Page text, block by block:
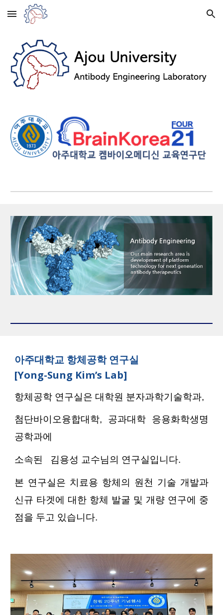
Skip to main content Skip to navigation
아주대학교 항체공학 연구실
[Yong-Sung Kim’s Lab]
항체공학 연구실은 대학원 분자과학기술학과,
첨단바이오융합대학, 공과대학 응용화학생명
공학과에
소속된 김용성 교수님의 연구실입니다.
본 연구실은 치료용 항체의 원천 기술 개발과
신규 타겟에 대한 항체 발굴 및 개량 연구에 중
점을 두고 있습니다.